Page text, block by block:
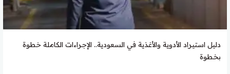
دليل استيراد الأدوية والأغذية في السعودية.. الإجراءات الكاملة خطوة
بخطوة